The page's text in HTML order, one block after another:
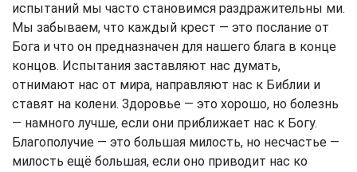
испытаний мы часто становимся раздражительны ми.
Мы забываем, что каждый крест — это послание от
Бога и что он предназначен для нашего блага в конце
концов. Испытания заставляют нас думать,
отнимают нас от мира, направляют нас к Библии и
ставят на колени. Здоровье — это хорошо, но болезнь
— намного лучше, если они приближает нас к Богу.
Благополучие — это большая милость, но несчастье —
милость ещё большая, если оно приводит нас ко